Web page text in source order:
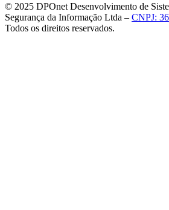
© 2025 DPOnet Desenvolvimento de
Segurança da Informação Ltda – CNPJ:
Todos os direitos reservados.